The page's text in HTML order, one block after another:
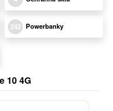
242 Powerbanky
10 4G